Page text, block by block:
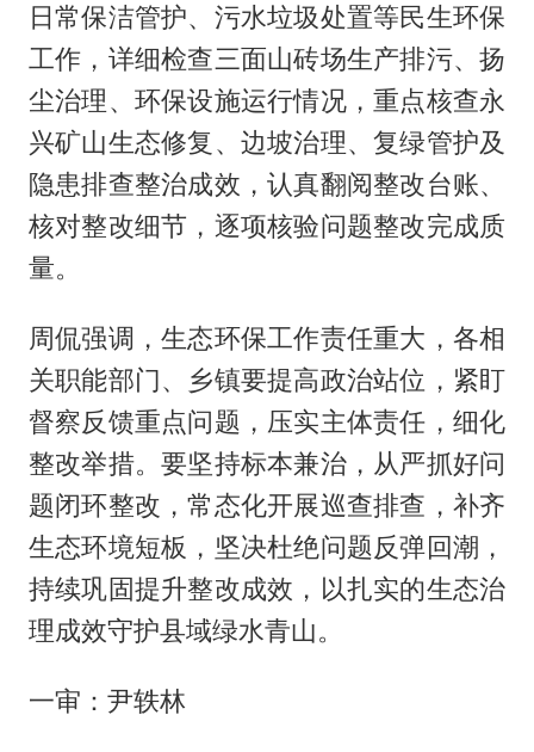
日常保洁管护、污水垃圾处置等民生环保
工作，详细检查三面山砖场生产排污、扬
尘治理、环保设施运行情况，重点核查永
兴矿山生态修复、边坡治理、复绿管护及
隐患排查整治成效，认真翻阅整改台账、
核对整改细节，逐项核验问题整改完成质
量。
周侃强调，生态环保工作责任重大，各相
关职能部门、乡镇要提高政治站位，紧盯
督察反馈重点问题，压实主体责任，细化
整改举措。要坚持标本兼治，从严抓好问
题闭环整改，常态化开展巡查排查，补齐
生态环境短板，坚决杜绝问题反弹回潮，
持续巩固提升整改成效，以扎实的生态治
理成效守护县域绿水青山。
一审：尹轶林